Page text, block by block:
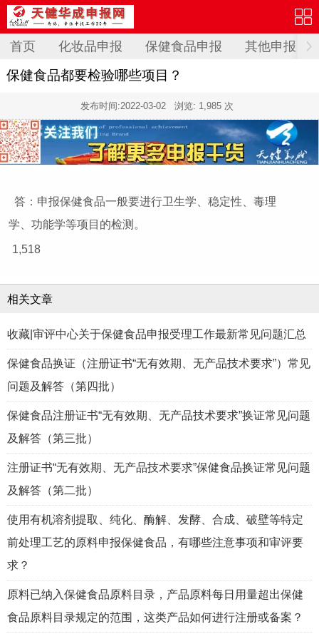
首页 化妆品申报 保健食品申报 其他申报
保健食品都要检验哪些项目？
发布时间:2022-03-02 浏览: 1,985 次
答：申报保健食品一般要进行卫生学、稳定性、毒理
学、功能学等项目的检测。
1,518
相关文章
收藏|审评中心关于保健食品申报受理工作最新常见问题汇总
保健食品换证（注册证书“无有效期、无产品技术要求”）常见
问题及解答（第四批）
保健食品注册证书“无有效期、无产品技术要求”换证常见问题
及解答（第三批）
注册证书“无有效期、无产品技术要求”保健食品换证常见问题
及解答（第二批）
使用有机溶剂提取、纯化、酶解、发酵、合成、破壁等特定
前处理工艺的原料申报保健食品，有哪些注意事项和审评要
求？
原料已纳入保健食品原料目录，产品原料每日用量超出保健
食品原料目录规定的范围，这类产品如何进行注册或备案？